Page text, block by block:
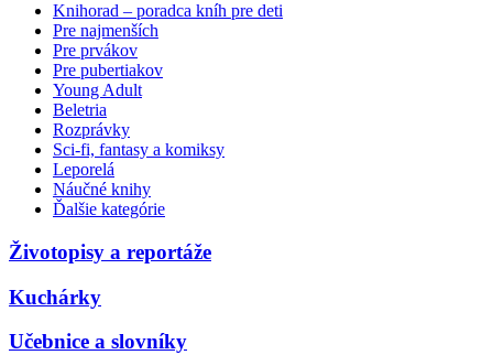
Knihorad – poradca kníh pre deti
Pre najmenších
Pre prvákov
Pre pubertiakov
Young Adult
Beletria
Rozprávky
Sci-fi, fantasy a komiksy
Leporelá
Náučné knihy
Ďalšie kategórie
Životopisy a reportáže
Kuchárky
Učebnice a slovníky